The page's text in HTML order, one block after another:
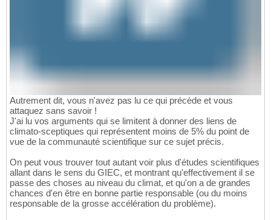
Autrement dit, vous n'avez pas lu ce qui précède et vous
attaquez sans savoir !
J'ai lu vos arguments qui se limitent à donner des liens de
climato-sceptiques qui représentent moins de 5% du point de
vue de la communauté scientifique sur ce sujet précis.
On peut vous trouver tout autant voir plus d'études scientifiques
allant dans le sens du GIEC, et montrant qu'effectivement il se
passe des choses au niveau du climat, et qu'on a de grandes
chances d'en être en bonne partie responsable (ou du moins
responsable de la grosse accélération du problème).